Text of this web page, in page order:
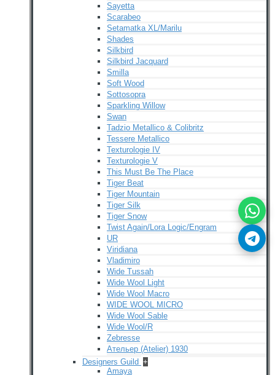
Sayetta
Scarabeo
Setamatka XL/Marilu
Shades
Silkbird
Silkbird Jacquard
Smilla
Soft Wood
Sottosopra
Sparkling Willow
Swan
Tadzio Metallico & Colibritz
Tessere Metallico
Texturologie IV
Texturologie V
This Must Be The Place
Tiger Beat
Tiger Mountain
Tiger Silk
Tiger Snow
Twist Again/Lora Logic/Engram
UR
Viridiana
Vladimiro
Wide Tussah
Wide Wool Light
Wide Wool Macro
WIDE WOOL MICRO
Wide Wool Sable
Wide Wool/R
Zebresse
Ательер (Atelier) 1930
Designers Guild +
Amaya